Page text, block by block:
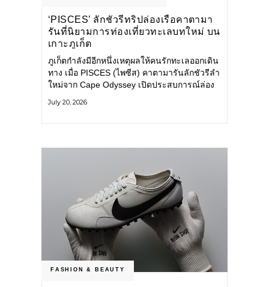
‘PISCES’ ลักชัวรีทริปล่องเรือคาตามา
รันที่นิยามการท่องเที่ยวทะเลบทใหม่ บน
เกาะภูเก็ต
ภูเก็ตกำลังมีอีกหนึ่งเหตุผลให้คนรักทะเลออกเดิน
ทาง เมื่อ PISCES (ไพซีส) คาตามารันลักชัวรีลำ
ใหม่จาก Cape Odyssey เปิดประสบการณ์ล่อง
ไป ผสานความสะดวกสบายแบบโรงแรมระดับ
July 20, 2026
FASHION & BEAUTY